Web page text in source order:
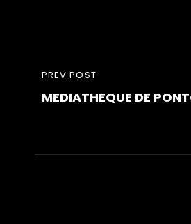
Navigation
de
PREVIOUS
POST
PREV POST
MEDIATHEQUE DE